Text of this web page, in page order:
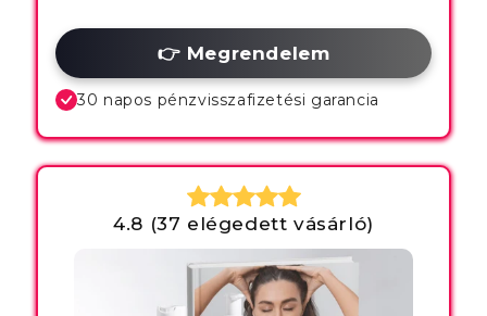
Kondicionáló
👉 Megrendelem
30 napos pénzvisszafizetési garancia
4.8 (37 elégedett vásárló)